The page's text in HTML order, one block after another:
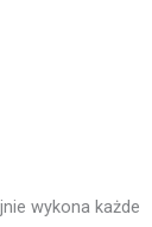
wykona każde